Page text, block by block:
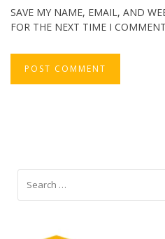
SAVE MY NAME, EMAIL, AND
FOR THE NEXT TIME I